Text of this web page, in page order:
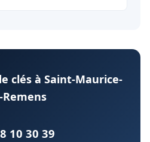
clés à Saint-Maurice-
Remens
10 30 39